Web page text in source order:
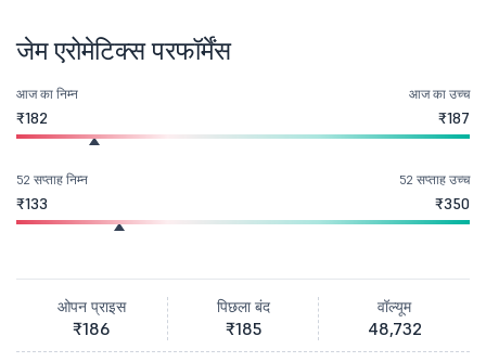
जेम एरोमेटिक्स परफॉर्मेंस
आज का निम्न
₹182
आज का उच्च
₹187
52 सप्ताह निम्न
₹133
52 सप्ताह उच्च
₹350
ओपन प्राइस
₹186
पिछला बंद
₹185
वॉल्यूम
48,732